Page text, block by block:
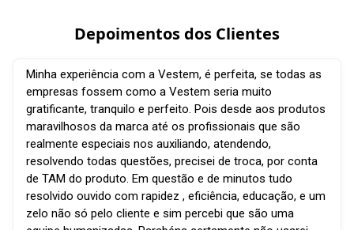
Depoimentos dos Clientes
Minha experiência com a Vestem, é perfeita, se todas as
empresas fossem como a Vestem seria muito
gratificante, tranquilo e perfeito. Pois desde aos produtos
maravilhosos da marca até os profissionais que são
realmente especiais nos auxiliando, atendendo,
resolvendo todas questões, precisei de troca, por conta
de TAM do produto. Em questão e de minutos tudo
resolvido ouvido com rapidez , eficiência, educação, e um
zelo não só pelo cliente e sim percebi que são uma